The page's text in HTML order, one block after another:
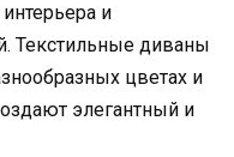
и
Текстильные диваны
цветах и
элегантный и